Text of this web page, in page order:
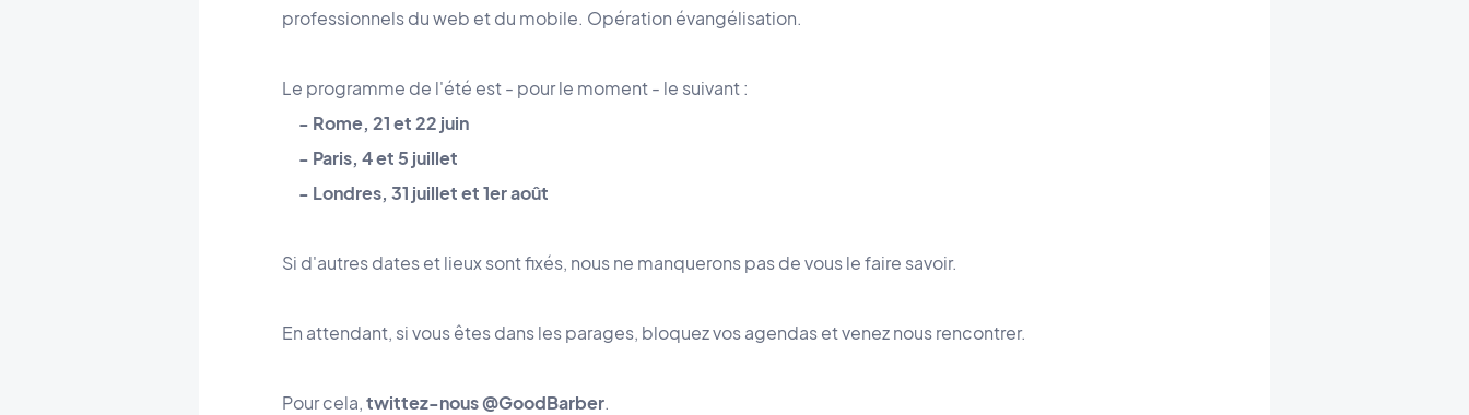
professionnels du web et du mobile. Opération évangélisation.
Le programme de l'été est - pour le moment - le suivant :
- Rome, 21 et 22 juin
- Paris, 4 et 5 juillet
- Londres, 31 juillet et 1er août
Si d'autres dates et lieux sont fixés, nous ne manquerons pas de vous le faire savoir.
En attendant, si vous êtes dans les parages, bloquez vos agendas et venez nous rencontrer.
Pour cela,twittez-nous @GoodBarber.